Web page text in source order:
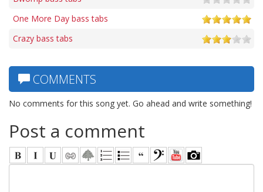
One More Day bass tabs
Crazy bass tabs
COMMENTS
No comments for this song yet. Go ahead and write something!
Post a comment